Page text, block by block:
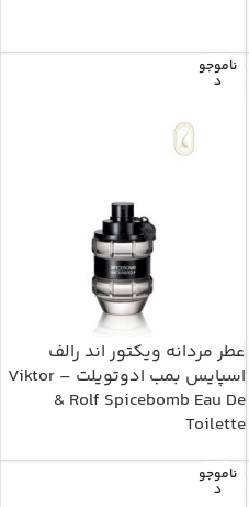
ناموجو
د
عطر مردانه ویکتور اند رالف
اسپایس بمب ادوتویلت – Viktor
& Rolf Spicebomb Eau De
Toilette
ناموجو
د